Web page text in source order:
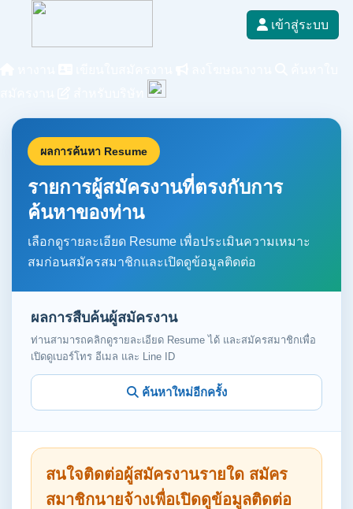
เข้าสู่ระบบ
ผลการค้นหา Resume
รายการผู้สมัครงานที่ตรงกับการ
ค้นหาของท่าน
เลือกดูรายละเอียด Resume เพื่อประเมินความเหมาะ
สมก่อนสมัครสมาชิกและเปิดดูข้อมูลติดต่อ
ผลการสืบค้นผู้สมัครงาน
ท่านสามารถคลิกดูรายละเอียด Resume ได้ และสมัครสมาชิกเพื่อ
เปิดดูเบอร์โทร อีเมล และ Line ID
ค้นหาใหม่อีกครั้ง
สนใจติดต่อผู้สมัครงานรายใด สมัคร
สมาชิกนายจ้างเพื่อเปิดดูข้อมูลติดต่อ